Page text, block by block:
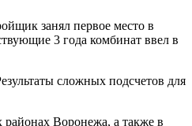
занял первое место в
3 года комбинат ввел в
сложных подсчетов для
районах Воронежа, а также в